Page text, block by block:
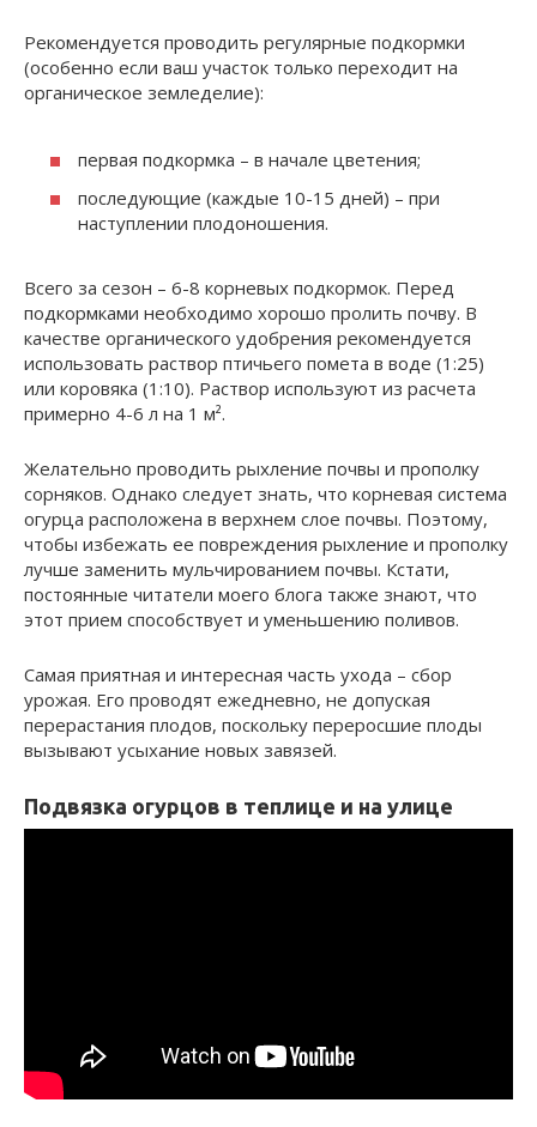
Рекомендуется проводить регулярные подкормки
(особенно если ваш участок только переходит на
органическое земледелие):
первая подкормка – в начале цветения;
последующие (каждые 10-15 дней) – при
наступлении плодоношения.
Всего за сезон – 6-8 корневых подкормок. Перед
подкормками необходимо хорошо пролить почву. В
качестве органического удобрения рекомендуется
использовать раствор птичьего помета в воде (1:25)
или коровяка (1:10). Раствор используют из расчета
примерно 4-6 л на 1 м².
Желательно проводить рыхление почвы и прополку
сорняков. Однако следует знать, что корневая система
огурца расположена в верхнем слое почвы. Поэтому,
чтобы избежать ее повреждения рыхление и прополку
лучше заменить мульчированием почвы. Кстати,
постоянные читатели моего блога также знают, что
этот прием способствует и уменьшению поливов.
Самая приятная и интересная часть ухода – сбор
урожая. Его проводят ежедневно, не допуская
перерастания плодов, поскольку переросшие плоды
вызывают усыхание новых завязей.
Подвязка огурцов в теплице и на улице